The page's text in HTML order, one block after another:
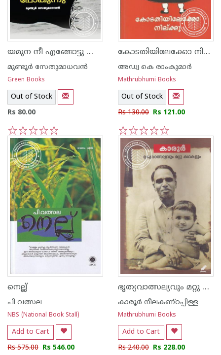
യമുന നീ എങ്ങോട്ടു പോകുന്നു
മുണ്ടൂര്‍ സേതുമാധവന്‍
Green Books
Out of Stock
Rs 80.00
5
4
3
2
1
കോടതിയിലേക്കോ നില്‍ക്കൂ
അഡ്വ കെ രാംകുമാര്‍
Mathrubhumi Books
Out of Stock
Rs 130.00 Rs 121.00
5
4
3
2
1
നെല്ല്
പി വത്സല
NBS (National Book Stall)
Add to Cart
Rs 575.00 Rs 546.00
ഭൃത്യവാത്സല്യവും മറ്റു കഥകളും
കാരൂര്‍ നീലകണ്ഠപ്പിള്ള
Mathrubhumi Books
Add to Cart
Rs 240.00 Rs 228.00